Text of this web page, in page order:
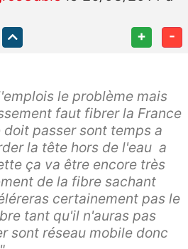
+ -
le problème mais
faut fibrer la France
passer sont temps a
la tête hors de l'eau a
ça va être encore très
de la fibre sachant
certainement pas le
tant qu'il n'auras pas
sont réseau mobile donc